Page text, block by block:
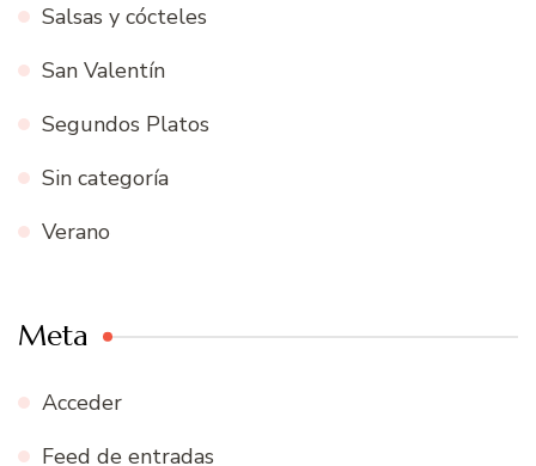
Salsas y cócteles
San Valentín
Segundos Platos
Sin categoría
Verano
Meta
Acceder
Feed de entradas